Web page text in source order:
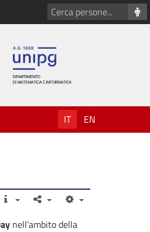
Cerca
persone
IT EN
nell’ambito della